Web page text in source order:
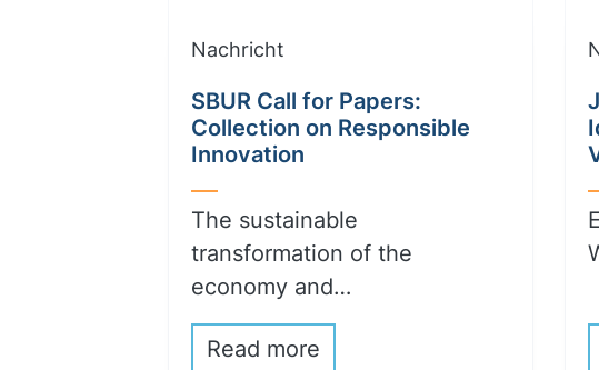
Nachricht
SBUR Call for Papers:
Collection on Responsible
Innovation
The sustainable
transformation of the
economy and…
Read more